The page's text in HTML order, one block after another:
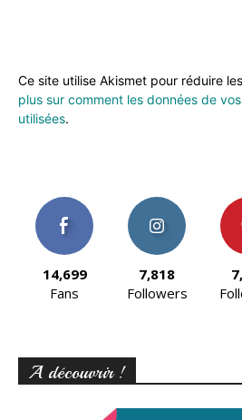
Ce site utilise Akismet pour réduire
plus sur comment les données de
utilisées.
14,699
Fans
7,818
Followers
A découvrir !